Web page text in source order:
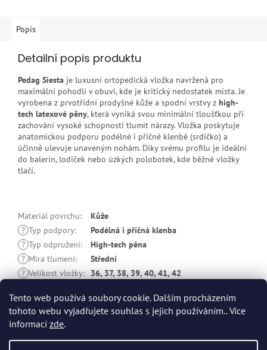
Tento web používá soubory cookie. Dalším procházením
tohoto webu vyjadřujete souhlas s jejich používáním.. Více
informací zde.
Popis
Detailní popis produktu
Pedag Siesta je luxusní ortopedická vložka navržená pro
maximální pohodlí v obuvi, kde je kritický nedostatek místa. Je
vyrobena z prvotřídní prodyšné kůže a spodní vrstvy z high-
tech latexové pěny, která vyniká svou minimální tloušťkou při
zachování vysoké schopnosti tlumit nárazy. Vložka poskytuje
anatomickou podporu podélné i příčné klenbě (srdíčko) a
účinně ulevuje unaveným nohám. Díky svému profilu je ideální
do balerín, lodiček nebo úzkých polobotek, kde běžné vložky
tlačí.
Materiál povrchu:
Kůže
? Typ podpory:
Podélná i příčná klenba
? Typ odpružení:
High-tech pěna
? Míra tlumení:
Střední
? Velikost vložky: 36, 37, 38, 39, 40, 41, 42